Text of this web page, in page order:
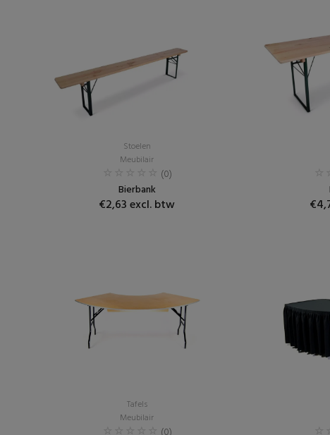
Stoelen
Meubilair
(0)
Bierbank
€2,63 excl. btw
Tafels
Meubilair